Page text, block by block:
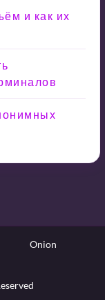
и как их
Onion